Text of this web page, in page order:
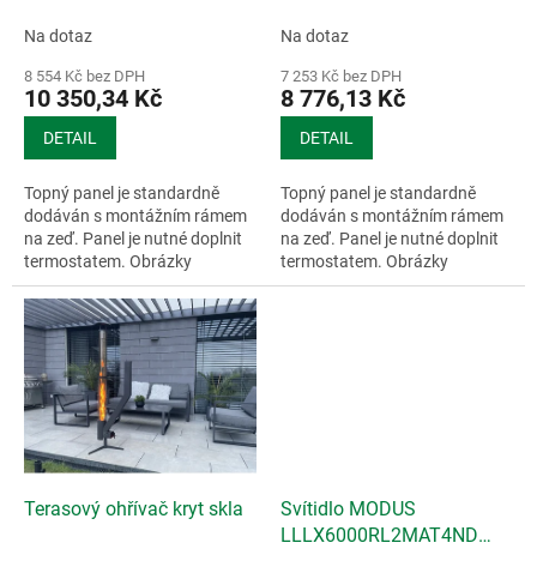
Na dotaz
8 554 Kč bez DPH
10 350,34 Kč
DETAIL
Topný panel je standardně
dodáván s montážním rámem
na zeď. Panel je nutné doplnit
termostatem. Obrázky
mohou...
Na dotaz
7 253 Kč bez DPH
8 776,13 Kč
DETAIL
Topný panel je standardně
dodáván s montážním rámem
na zeď. Panel je nutné doplnit
termostatem. Obrázky
mohou...
Terasový ohřívač kryt skla
Svítidlo MODUS
LLLX6000RL2MAT4ND